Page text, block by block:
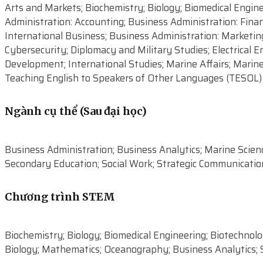
Arts and Markets; Biochemistry; Biology; Biomedical
Administration: Accounting; Business Administration:
International Business; Business Administration:
Cybersecurity; Diplomacy and Military Studies; Electrical
Development; International Studies; Marine Affairs;
Teaching English to Speakers of Other Languages (TESOL)
Ngành cụ thể (Sau đại học)
Business Administration; Business Analytics; Marine
Secondary Education; Social Work; Strategic
Chương trình STEM
Biochemistry; Biology; Biomedical Engineering;
Biology; Mathematics; Oceanography; Business